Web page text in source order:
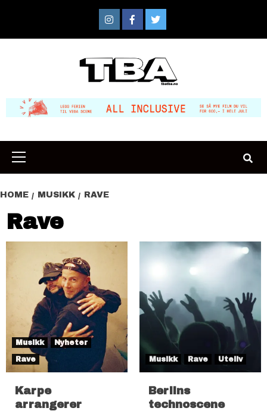
content
InstagramFacebook
Twitter
Primary
Menu
HOME MUSIKK RAVE
Rave
Musikk
Nyheter
Rave
Karpe
arrangerer
Musikk Rave Uteliv
Berlins
technoscene